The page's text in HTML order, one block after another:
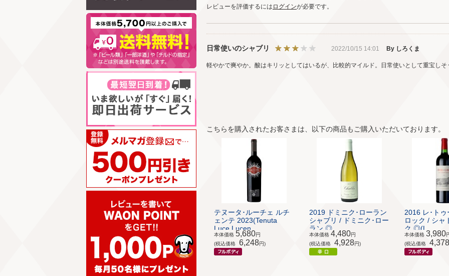
レビューを評価するには ログインが必要です。
日常使いのシャブリ 2022/10/15 14:01 By しろくま
軽やかで爽やか。酸はキリッとしてはいるが、比較的マイルド。日常使いとして重宝しそ
こちらを購入されたお客さまは、以下の商品もご購入いただいております。
テヌータ･ルーチェ ルチ
ェンテ 2023(Tenuta
Luce Lucen...
本体価格 5,680円
(税込価格
6,248円)
2019 ドミニク･ローラン
シャブリ / ドミニク･ロー
ラン ◎...
本体価格 4,480円
(税込価格
4,928円)
2016 レ･トゥ
ロック / シャ
ク ◎(L...
本体価格 3,980
(税込価格
4,378